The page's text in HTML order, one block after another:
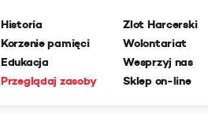
Historia
Korzenie pamięci
Edukacja
Przeglądaj zasoby
Zlot Harcerski
Wolontariat
Wesprzyj nas
Sklep on-line